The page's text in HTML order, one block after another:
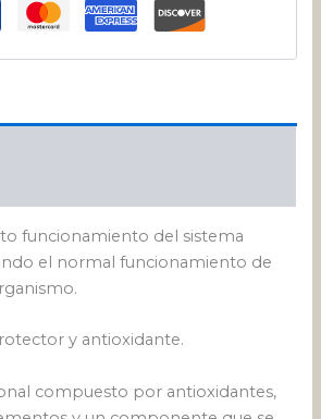
funcionamiento del sistema
el normal funcionamiento de
y antioxidante.
compuesto por antioxidantes,